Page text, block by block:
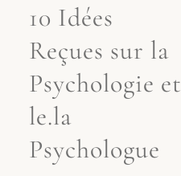
10 Idées
Reçues sur la
Psychologie et
le.la
Psychologue